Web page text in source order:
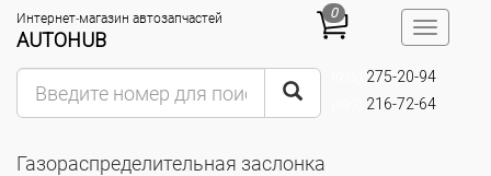
Toggle
0
Интернет-магазин автозапчастей
AUTOHUB
275-20-94
216-72-64
Газораспределительная заслонка